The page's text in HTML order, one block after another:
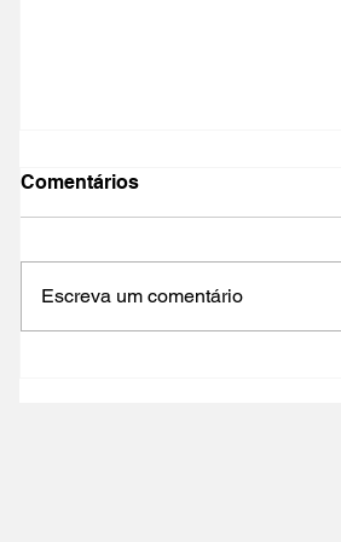
Comentários
Escreva um comentário